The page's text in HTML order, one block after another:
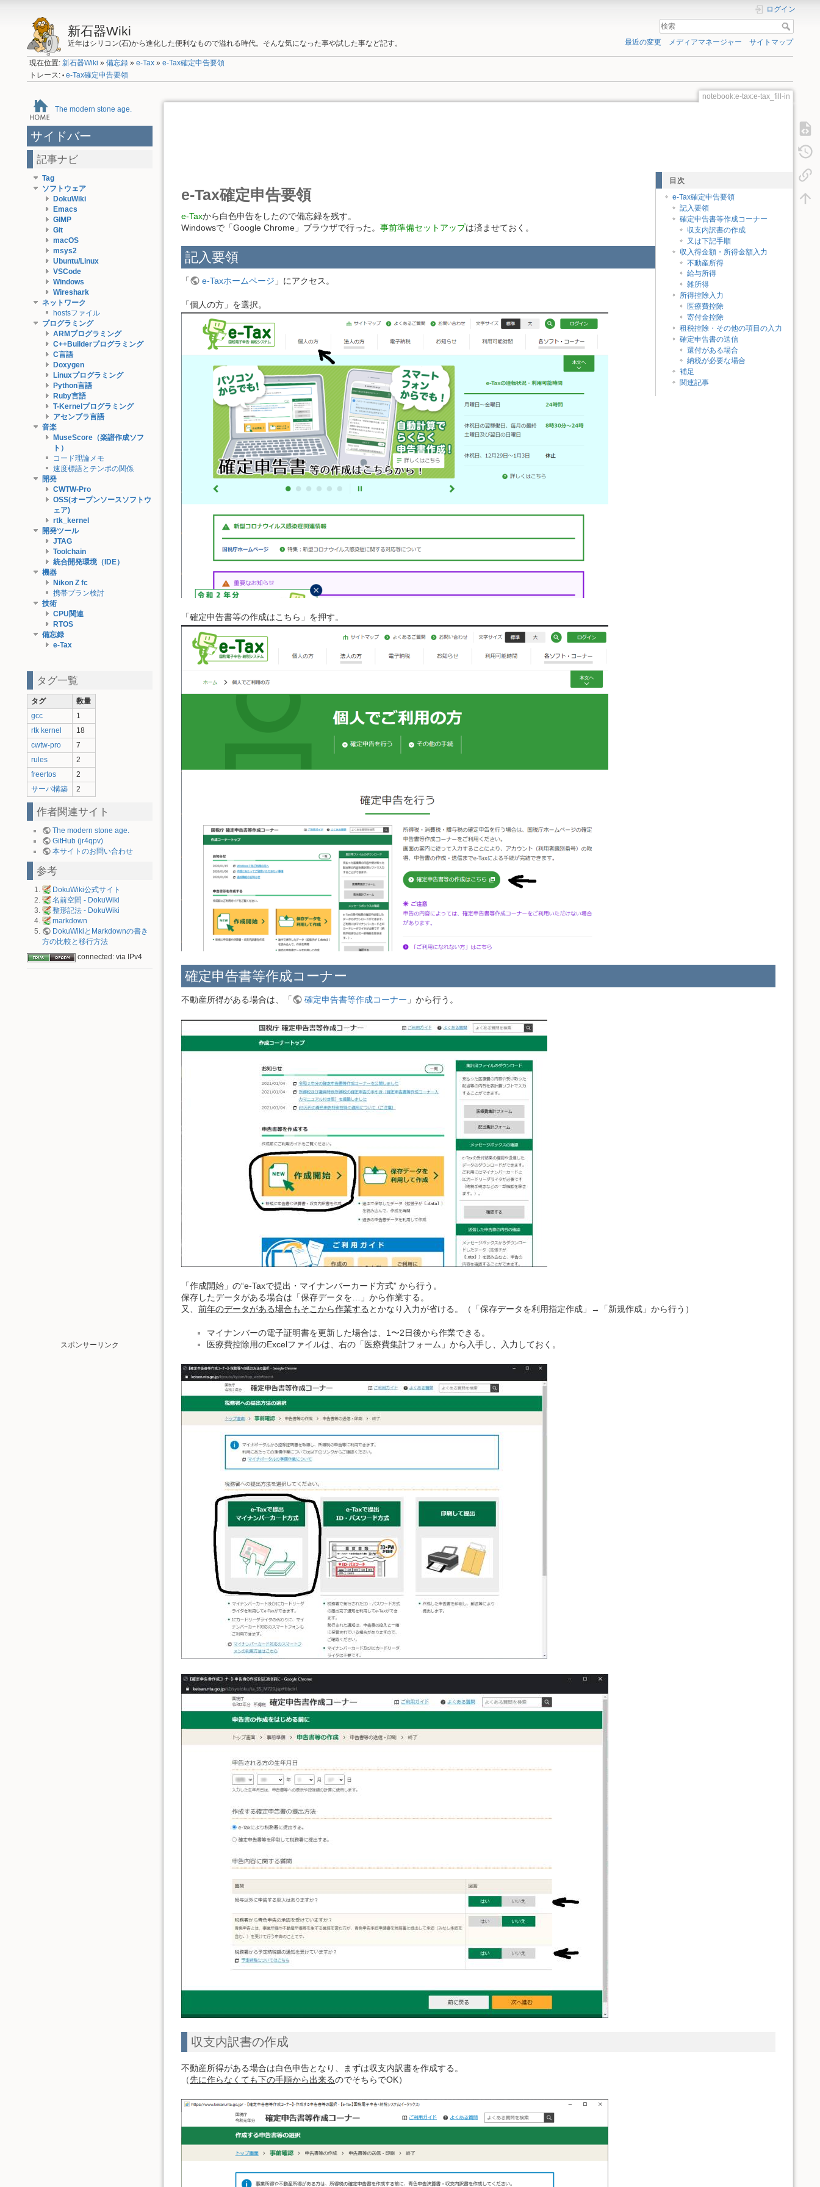
新石器Wiki
近年はシリコン(石)から進化した便利なもので溢れる時代。そんな気になった事や試した事など記す。
ログイン
最近の変更 メディアマネージャー サイトマップ
現在位置:新石器Wiki »備忘録 »e-Tax »e-Tax確定申告要領
トレース: • e-Tax確定申告要領
The modern stone age.
サイドバー
記事ナビ
Tag
ソフトウェア
DokuWiki
Emacs
GIMP
Git
macOS
msys2
Ubuntu/Linux
VSCode
Windows
Wireshark
ネットワーク
hostsファイル
プログラミング
ARMプログラミング
C++Builderプログラミング
C言語
Doxygen
Linuxプログラミング
Python言語
Ruby言語
T-Kernelプログラミング
アセンブラ言語
音楽
MuseScore（楽譜作成ソフ
ト）
コード理論メモ
速度標語とテンポの関係
開発
CWTW-Pro
OSS(オープンソースソフトウ
ェア)
rtk_kernel
開発ツール
JTAG
Toolchain
統合開発環境（IDE）
機器
Nikon Z fc
携帯プラン検討
技術
CPU関連
RTOS
備忘録
e-Tax
タグ一覧
タグ
数量
gcc
1
rtk kernel
18
cwtw-pro
7
rules
2
freertos
2
サーバ構築
2
作者関連サイト
The modern stone age.
GitHub (jr4qpv)
本サイトのお問い合わせ
参考
DokuWiki公式サイト
名前空間 - DokuWiki
整形記法 - DokuWiki
markdown
DokuWikiとMarkdownの書き
方の比較と移行方法
connected: via IPv4
スポンサーリンク
notebook:e-tax:e-tax_fill-in
目次
e-Tax確定申告要領
記入要領
確定申告書等作成コーナー
収支内訳書の作成
又は下記手順
収入得金額・所得金額入力
不動産所得
給与所得
雑所得
所得控除入力
医療費控除
寄付金控除
租税控除・その他の項目の入力
確定申告書の送信
還付がある場合
納税が必要な場合
補足
関連記事
e-Tax確定申告要領
e-Taxから白色申告をしたので備忘録を残す。
Windowsで「Google Chrome」ブラウザで行った。 事前準備セットアップは済ませておく。
記入要領
「 e-Taxホームページ 」にアクセス。
「個人の方」を選択。
「確定申告書等の作成はこちら」を押す。
確定申告書等作成コーナー
不動産所得がある場合は、「 確定申告書等作成コーナー 」から行う。
「作成開始」の“e-Taxで提出・マイナンバーカード方式” から行う。
保存したデータがある場合は「保存データを…」から作業する。
又、 前年のデータがある場合もそこから作業する とかなり入力が省ける。（「保存データを利用指定作成」→「新規作成」から行う）
マイナンバーの電子証明書を更新した場合は、1〜2日後から作業できる。
医療費控除用のExcelファイルは、右の「医療費集計フォーム」から入手し、入力しておく。
収支内訳書の作成
不動産所得がある場合は白色申告となり、まずは収支内訳書を作成する。
（先に作らなくても下の手順から出来るのでそちらでOK）